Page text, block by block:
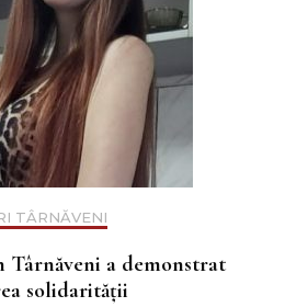
TÂRNĂVENI
Târnăveni a demonstrat
solidarității